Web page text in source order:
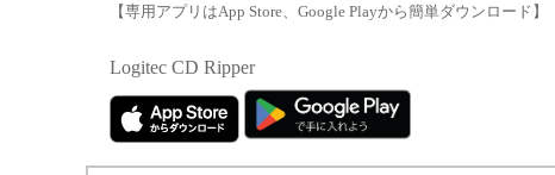
【専用アプリはApp Store、Google Playから簡単ダウンロード】
Logitec CD Ripper